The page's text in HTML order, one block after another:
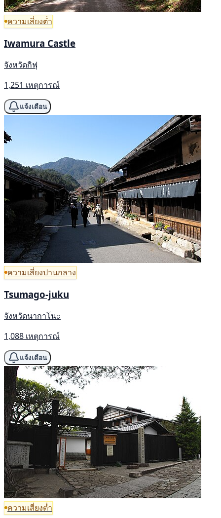
ความเสี่ยงต่ำ
Iwamura Castle
จังหวัดกิฟุ
1,251 เหตุการณ์
แจ้งเตือน
ความเสี่ยงปานกลาง
Tsumago-juku
จังหวัดนากาโนะ
1,088 เหตุการณ์
แจ้งเตือน
ความเสี่ยงต่ำ